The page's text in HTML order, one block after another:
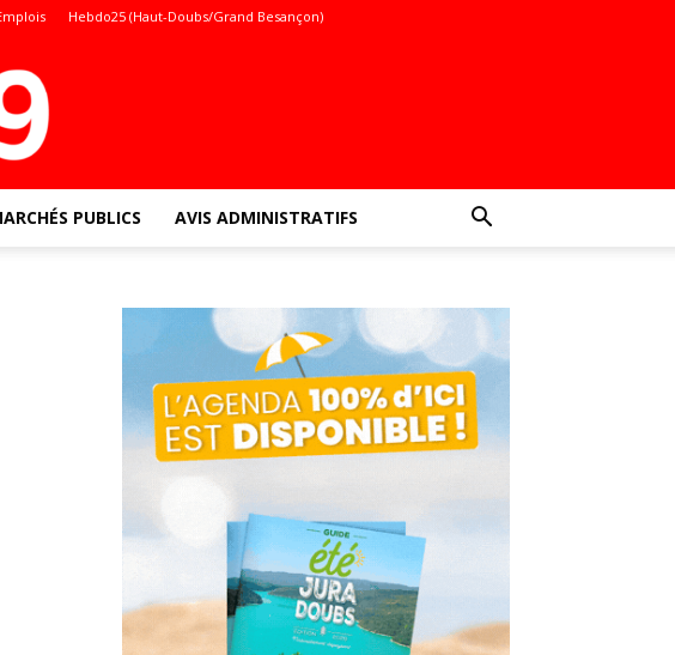
Hebdo25 (Haut-Doubs/Grand Besançon)
PUBLICS AVIS ADMINISTRATIFS